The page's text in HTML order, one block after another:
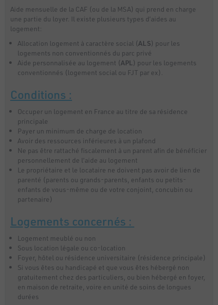
Aide mensuelle de la CAF (ou de la MSA) qui prend en charge
une partie du loyer. Il existe plusieurs types d’aides au
logement:
Allocation logement à caractère social (ALS) pour les
logements non conventionnés du parc privé
Aide personnalisée au logement (APL) pour les logements
conventionnés (logement social ou FJT par ex).
Conditions :
Occuper un logement en France au titre de sa résidence
principale
Payer un minimum de charge de location
Avoir des ressources inférieures à un plafond
Ne pas être rattaché fiscalement à un parent afin de bénéficier
personnellement de l’aide au logement
Le propriétaire et le locataire ne doivent pas avoir de lien de
parenté (parents ou grands-parents, enfants ou petits-
enfants de vous-même ou de votre conjoint, concubin ou
partenaire)
Logements concernés :
Logement meublé ou non
Sous location légale ou co-location
Foyer, hôtel ou résidence universitaire (résidence principale)
Si vous êtes ou handicapé et que vous êtes hébergé non
gratuitement chez des particuliers, ou bien hébergé en foyer,
en maison de retraite, voire en unité de soins de longues
durées